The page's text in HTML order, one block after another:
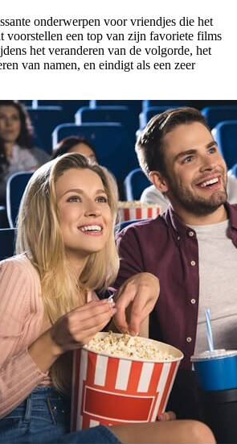
onderwerpen voor vriendjes die het
voorstellen een top van zijn favoriete films
het veranderen van de volgorde, het
van namen, en eindigt als een zeer